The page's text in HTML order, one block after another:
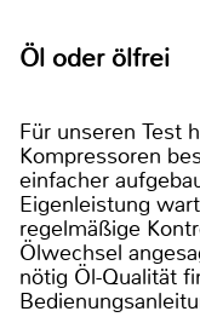
Öl oder ölfrei
Für unseren Test
Kompressoren
einfacher
Eigenleistung
regelmäßige
Ölwechsel
nötig Öl-Qualität